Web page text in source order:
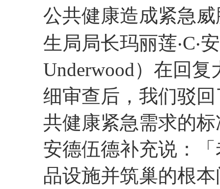
公共健康造成紧急
生局局长玛丽莲‧C‧
Underwood）在回
细审查后，我们驳
共健康紧急需求的
安德伍德补充说：
品设施并筑巢的根